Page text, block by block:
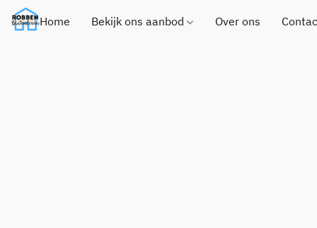
Home Bekijk ons aanbod Over ons